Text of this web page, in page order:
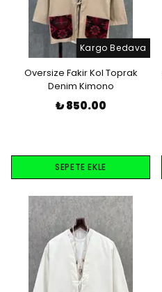
Kargo Bedava
Oversize Fakir Kol Toprak
Denim Kimono
₺ 850.00
SEPETE EKLE